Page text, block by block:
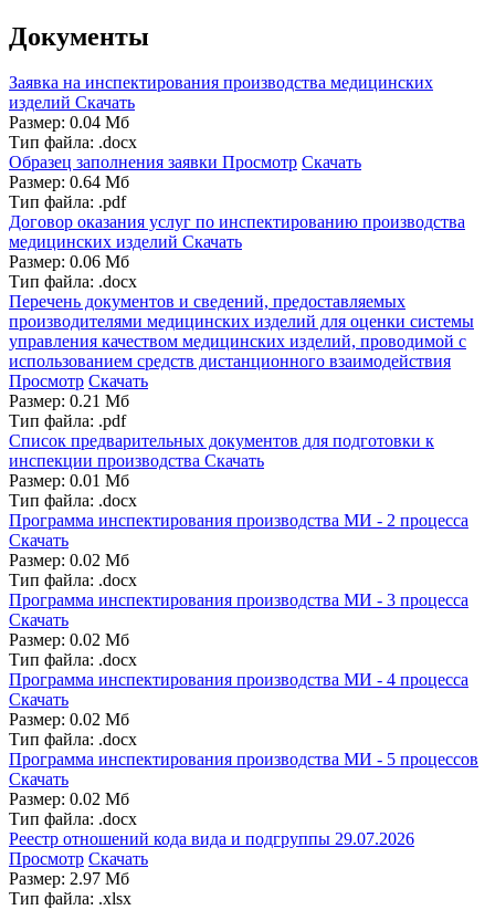
Документы
Заявка на инспектирования производства медицинских
изделий Скачать
Размер: 0.04 Мб
Тип файла: .docx
Образец заполнения заявки Просмотр Скачать
Размер: 0.64 Мб
Тип файла: .pdf
Договор оказания услуг по инспектированию производства
медицинских изделий Скачать
Размер: 0.06 Мб
Тип файла: .docx
Перечень документов и сведений, предоставляемых
производителями медицинских изделий для оценки системы
управления качеством медицинских изделий, проводимой с
использованием средств дистанционного взаимодействия
Просмотр Скачать
Размер: 0.21 Мб
Тип файла: .pdf
Список предварительных документов для подготовки к
инспекции производства Скачать
Размер: 0.01 Мб
Тип файла: .docx
Программа инспектирования производства МИ - 2 процесса
Скачать
Размер: 0.02 Мб
Тип файла: .docx
Программа инспектирования производства МИ - 3 процесса
Скачать
Размер: 0.02 Мб
Тип файла: .docx
Программа инспектирования производства МИ - 4 процесса
Скачать
Размер: 0.02 Мб
Тип файла: .docx
Программа инспектирования производства МИ - 5 процессов
Скачать
Размер: 0.02 Мб
Тип файла: .docx
Реестр отношений кода вида и подгруппы 29.07.2026
Просмотр Скачать
Размер: 2.97 Мб
Тип файла: .xlsx